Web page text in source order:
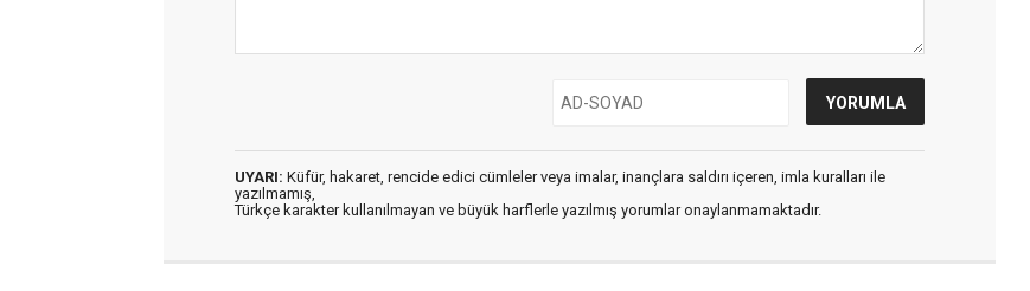
UYARI: Küfür, hakaret, rencide edici cümleler veya imalar, inançlara saldırı içeren, imla kuralları ile
yazılmamış,
Türkçe karakter kullanılmayan ve büyük harflerle yazılmış yorumlar onaylanmamaktadır.